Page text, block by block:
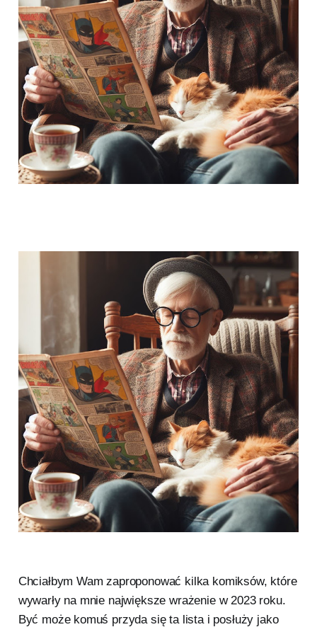
Chciałbym Wam zaproponować kilka komiksów, które
wywarły na mnie największe wrażenie w 2023 roku.
Być może komuś przyda się ta lista i posłuży jako